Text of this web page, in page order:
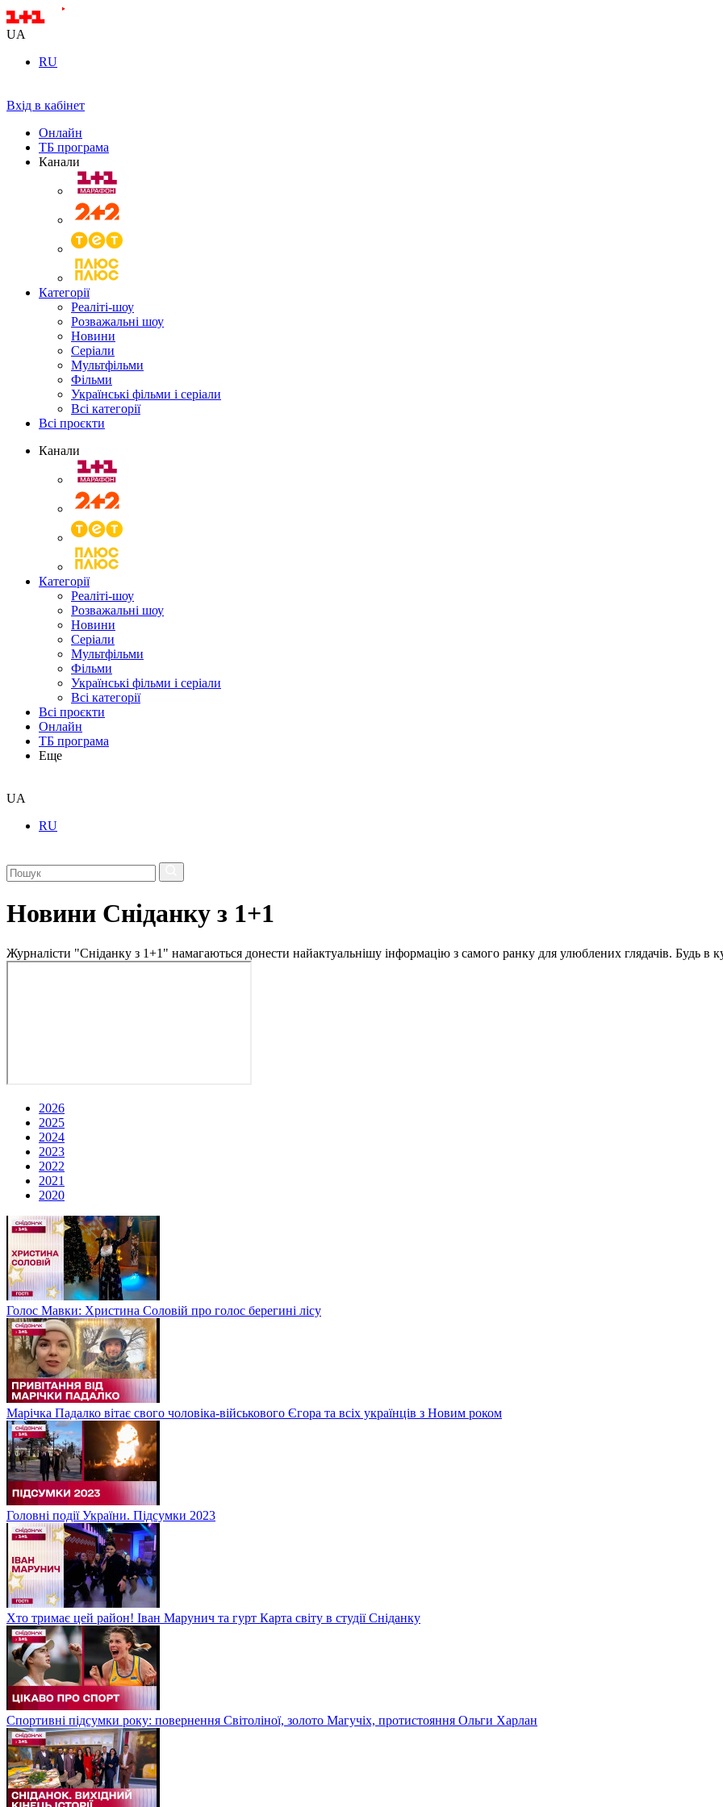
UA
RU
Вхід в кабінет
Онлайн
ТБ програма
Канали
Категорії
Реаліті-шоу
Розважальні шоу
Новини
Серіали
Мультфільми
Фільми
Українські фільми і серіали
Всі категорії
Всі проєкти
Канали
Категорії
Реаліті-шоу
Розважальні шоу
Новини
Серіали
Мультфільми
Фільми
Українські фільми і серіали
Всі категорії
Всі проєкти
Онлайн
ТБ програма
Еще
UA
RU
Новини Сніданку з 1+1
Журналісти "Сніданку з 1+1" намагаються донести найактуальнішу інформацію з самого ранку для улюблених глядачів. Будь в
2026
2025
2024
2023
2022
2021
2020
Голос Мавки: Христина Соловій про голос берегині лісу
Марічка Падалко вітає свого чоловіка-військового Єгора та всіх українців з Новим роком
Головні події України. Підсумки 2023
Хто тримає цей район! Іван Марунич та гурт Карта світу в студії Сніданку
Спортивні підсумки року: повернення Світоліної, золото Магучіх, протистояння Ольги Харлан